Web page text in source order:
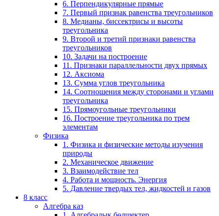
6. Перпендикулярные прямые
7. Первый признак равенства треугольников
8. Медианы, биссектрисы и высоты
треугольника
9. Второй и третий признаки равенства
треугольников
10. Задачи на построение
11. Признаки параллельности двух прямых
12. Аксиома
13. Сумма углов треугольника
14. Соотношения между сторонами и углами
треугольника
15. Прямоугольные треугольники
16. Построение треугольника по трем
элементам
Физика
1. Физика и физические методы изучения
природы
2. Механическое движение
3. Взаимодействие тел
4. Работа и мощность. Энергия
5. Давление твердых тел, жидкостей и газов
8 класс
Алгебра каз